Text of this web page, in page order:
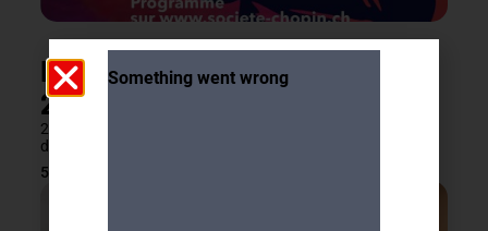
Festival CHOPIN 4-13 octobre
2026 – 2 TICKETS OFFERTS
2 billets offerts pour un concert au choix (sauf le concert du
dimanche 11 octobre)
5 août 2026